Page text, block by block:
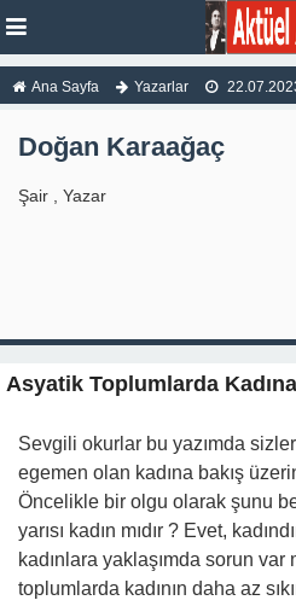
Ana Sayfa Yazarlar
Doğan Karaağaç
Şair , Yazar
Asyatik Toplumlarda
Sevgili okurlar bu yazımda
egemen olan kadına bakış
Öncelikle bir olgu olarak şunu
yarısı kadın mıdır ? Evet,
kadınlara yaklaşımda sorun var
toplumlarda kadının daha az